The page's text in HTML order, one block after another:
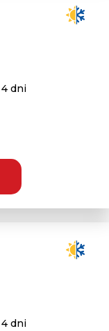
dni
dni